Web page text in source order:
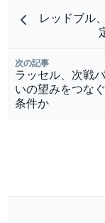
レッドブル
次の記事
ラッセル、次戦
いの望みをつな
条件か